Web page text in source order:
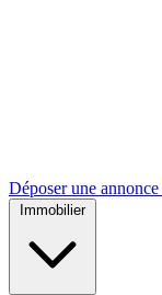
Déposer une annonce
Immobilier